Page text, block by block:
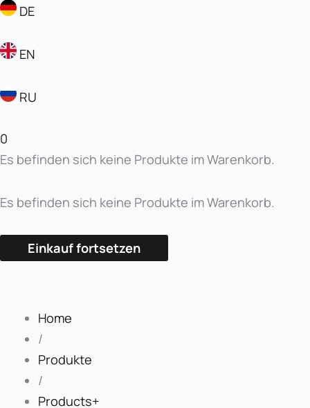
DE
EN
RU
0
Es befinden sich keine Produkte im Warenkorb.
Es befinden sich keine Produkte im Warenkorb.
Einkauf fortsetzen
Home
/
Produkte
/
Products+